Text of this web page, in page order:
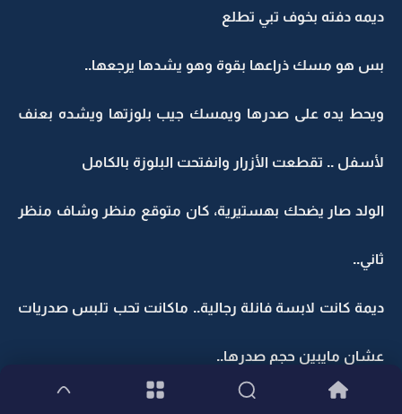
ديمه دفته بخوف تبي تطلع
بس هو مسك ذراعها بقوة وهو يشدها يرجعها..
ويحط يده على صدرها ويمسك جيب بلوزتها ويشده بعنف
لأسفل .. تقطعت الأزرار وانفتحت البلوزة بالكامل
الولد صار يضحك بهستيرية، كان متوقع منظر وشاف منظر
ثاني..
ديمة كانت لابسة فانلة رجالية.. ماكانت تحب تلبس صدريات
عشان مايبين حجم صدرها..